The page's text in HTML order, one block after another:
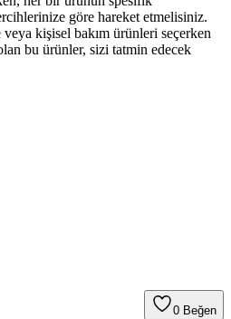
göre hareket etmelisiniz.
kişisel bakım ürünleri seçerken
bu ürünler, sizi tatmin edecek
0 Beğen